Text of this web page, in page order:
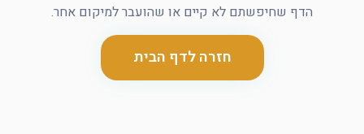
הדף שחיפשתם לא קיים או שהועבר למיקום אחר.
חזרה לדף הבית